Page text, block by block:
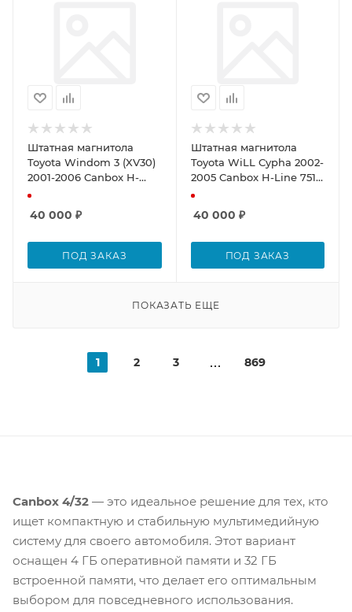
Штатная магнитола
Toyota Windom 3 (XV30)
2001-2006 Canbox H-
Line 7510 4/32 на
40 000 ₽
ПОД ЗАКАЗ
Штатная магнитола
Toyota WiLL Cypha 2002-
2005 Canbox H-Line 7510
4/32 на Android 10
40 000 ₽
ПОД ЗАКАЗ
ПОКАЗАТЬ ЕЩЕ
1 2 3 869
Canbox 4/32 — это идеальное решение для тех, кто
ищет компактную и стабильную мультимедийную
систему для своего автомобиля. Этот вариант
оснащен 4 ГБ оперативной памяти и 32 ГБ
встроенной памяти, что делает его оптимальным
выбором для повседневного использования.